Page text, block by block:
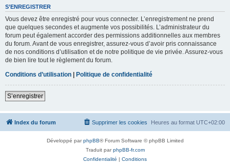
S’ENREGISTRER
Vous devez être enregistré pour vous connecter. L’enregistrement ne prend
que quelques secondes et augmente vos possibilités. L’administrateur du
forum peut également accorder des permissions additionnelles aux membres
du forum. Avant de vous enregistrer, assurez-vous d’avoir pris connaissance
de nos conditions d’utilisation et de notre politique de vie privée. Assurez-vous
de bien lire tout le règlement du forum.
Conditions d’utilisation | Politique de confidentialité
S’enregistrer
Index du forum Heures au format UTC+02:00
Supprimer les cookies
Développé parphpBB® Forum Software © phpBB Limited
Traduit parphpBB-fr.com
Confidentialité | Conditions